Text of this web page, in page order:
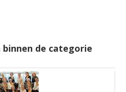
de categorie